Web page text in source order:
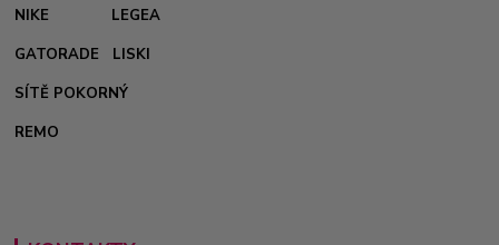
NIKE
LEGEA
GATORADE
LISKI
SÍTĚ POKORNÝ
REMO